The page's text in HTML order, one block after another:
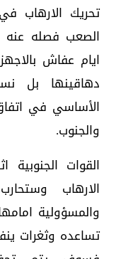
تحريك الارهاب
الصعب فصله عنه
ايام عفاش
دهاقينها بل
الأساسي في
والجنوب.
القوات
الارهاب
والمسؤولية
تساعده وثغرات